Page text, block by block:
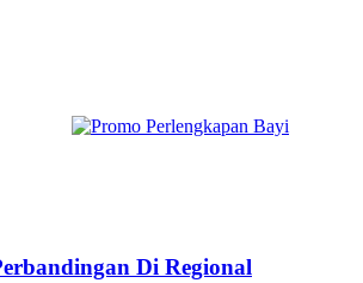
Di Regional